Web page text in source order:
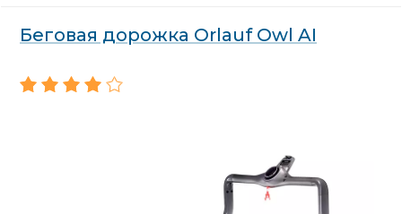
Беговая дорожка Orlauf Owl AI